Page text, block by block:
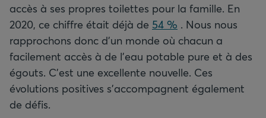
accès à ses propres toilettes pour la famille. En
2020, ce chiffre était déjà de 54 % . Nous nous
rapprochons donc d’un monde où chacun a
facilement accès à de l’eau potable pure et à des
égouts. C’est une excellente nouvelle. Ces
évolutions positives s’accompagnent également
de défis.